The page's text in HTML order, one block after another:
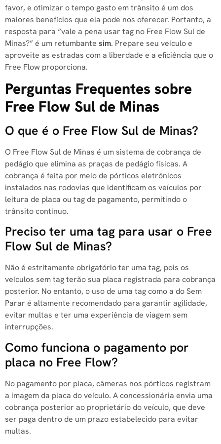
favor, e otimizar o tempo gasto em trânsito é um dos
maiores benefícios que ela pode nos oferecer. Portanto, a
resposta para “vale a pena usar tag no Free Flow Sul de
Minas?” é um retumbante sim. Prepare seu veículo e
aproveite as estradas com a liberdade e a eficiência que o
Free Flow proporciona.
Perguntas Frequentes sobre
Free Flow Sul de Minas
O que é o Free Flow Sul de Minas?
O Free Flow Sul de Minas é um sistema de cobrança de
pedágio que elimina as praças de pedágio físicas. A
cobrança é feita por meio de pórticos eletrônicos
instalados nas rodovias que identificam os veículos por
leitura de placa ou tag de pagamento, permitindo o
trânsito contínuo.
Preciso ter uma tag para usar o Free
Flow Sul de Minas?
Não é estritamente obrigatório ter uma tag, pois os
veículos sem tag terão sua placa registrada para cobrança
posterior. No entanto, o uso de uma tag como a do Sem
Parar é altamente recomendado para garantir agilidade,
evitar multas e ter uma experiência de viagem sem
interrupções.
Como funciona o pagamento por
placa no Free Flow?
No pagamento por placa, câmeras nos pórticos registram
a imagem da placa do veículo. A concessionária envia uma
cobrança posterior ao proprietário do veículo, que deve
ser paga dentro de um prazo estabelecido para evitar
multas.